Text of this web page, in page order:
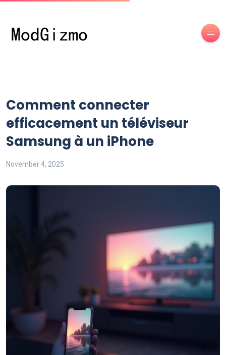
Comment connecter
efficacement un téléviseur
Samsung à un iPhone
November 4, 2025